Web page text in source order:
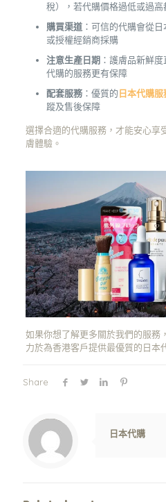
稅），若代購價格過低或過高
購買渠道：可信的代購會從
或授權經銷商採購
注意生產日期：護膚品新鮮度
代購的服務更有保障
配套服務：優質的日本代購服
蹤及售後保障
選擇合適的代購服務，才能安心享
膚體驗。
如果你想了解更多關於我們的服務
力於為香港客戶提供最優質的日本
Share
Warning
/www/wwwroot/jpshop.hk/wp-content/themes/betheme/includes/content-single.php
on line
286
日本代購